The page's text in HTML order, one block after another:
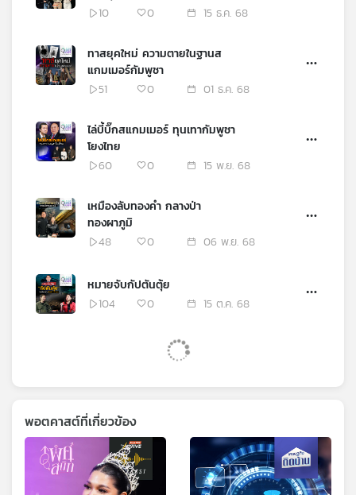
10
0 15 ธ.ค. 68
ทาสยุคใหม่ ความตายในฐานส
แกมเมอร์กัมพูชา
51
0 01 ธ.ค. 68
ไล่บี้บิ๊กสแกมเมอร์ ทุนเทากัมพูชา
โยงไทย
60
0 15 พ.ย. 68
เหมืองลับทองคำ กลางป่า
ทองผาภูมิ
48
0 06 พ.ย. 68
หมายจับกัปตันตุ้ย
104
0 15 ต.ค. 68
พอตคาสต์ที่เกี่ยวข้อง